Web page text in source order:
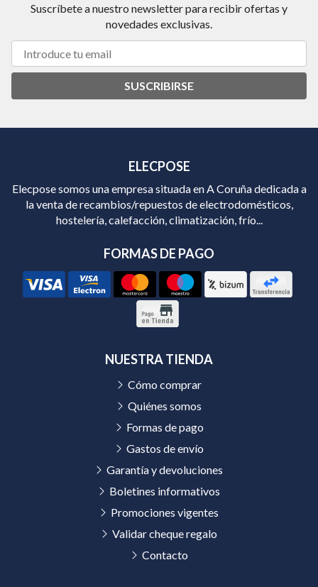
Suscríbete a nuestro newsletter para recibir ofertas y
novedades exclusivas.
SUSCRIBIRSE
ELECPOSE
Elecpose somos una empresa situada en A Coruña dedicada a
la venta de recambios/repuestos de electrodomésticos,
hostelería, calefacción, climatización, frío...
FORMAS DE PAGO
NUESTRA TIENDA
Cómo comprar
Quiénes somos
Formas de pago
Gastos de envío
Garantía y devoluciones
Boletines informativos
Promociones vigentes
Validar cheque regalo
Contacto